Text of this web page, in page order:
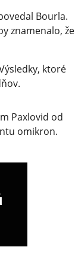
Bourla.
znamenalo, že
ktoré
Paxlovid od
omikron.